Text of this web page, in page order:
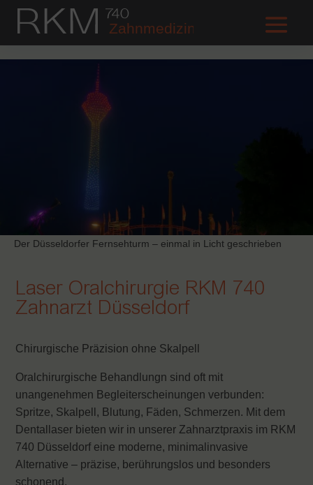
Der Düsseldorfer Fernsehturm – einmal in Licht geschrieben
Laser Oralchirurgie RKM 740
Zahnarzt Düsseldorf
Chirurgische Präzision ohne Skalpell
Oralchirurgische Behandlungn sind oft mit
unangenehmen Begleiterscheinungen verbunden:
Spritze, Skalpell, Blutung, Fäden, Schmerzen. Mit dem
Dentallaser bieten wir in unserer Zahnarztpraxis im RKM
740 Düsseldorf eine moderne, minimalinvasive
Alternative – präzise, berührungslos und besonders
schonend.